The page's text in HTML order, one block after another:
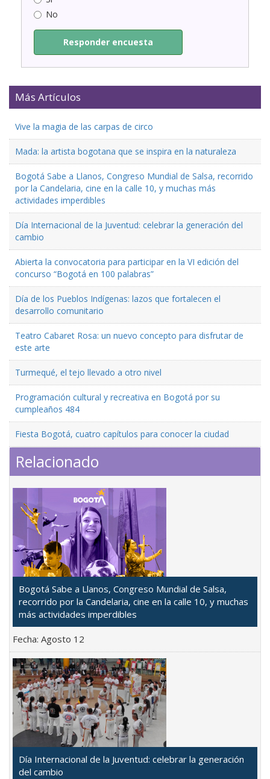
No
Responder encuesta
Más Artículos
Vive la magia de las carpas de circo
Mada: la artista bogotana que se inspira en la naturaleza
Bogotá Sabe a Llanos, Congreso Mundial de Salsa, recorrido
por la Candelaria, cine en la calle 10, y muchas más
actividades imperdibles
Día Internacional de la Juventud: celebrar la generación del
cambio
Abierta la convocatoria para participar en la VI edición del
concurso “Bogotá en 100 palabras”
Día de los Pueblos Indígenas: lazos que fortalecen el
desarrollo comunitario
Teatro Cabaret Rosa: un nuevo concepto para disfrutar de
este arte
Turmequé, el tejo llevado a otro nivel
Programación cultural y recreativa en Bogotá por su
cumpleaños 484
Fiesta Bogotá, cuatro capítulos para conocer la ciudad
Relacionado
Bogotá Sabe a Llanos, Congreso Mundial de Salsa,
recorrido por la Candelaria, cine en la calle 10, y muchas
más actividades imperdibles
Fecha: Agosto 12
Día Internacional de la Juventud: celebrar la generación
del cambio